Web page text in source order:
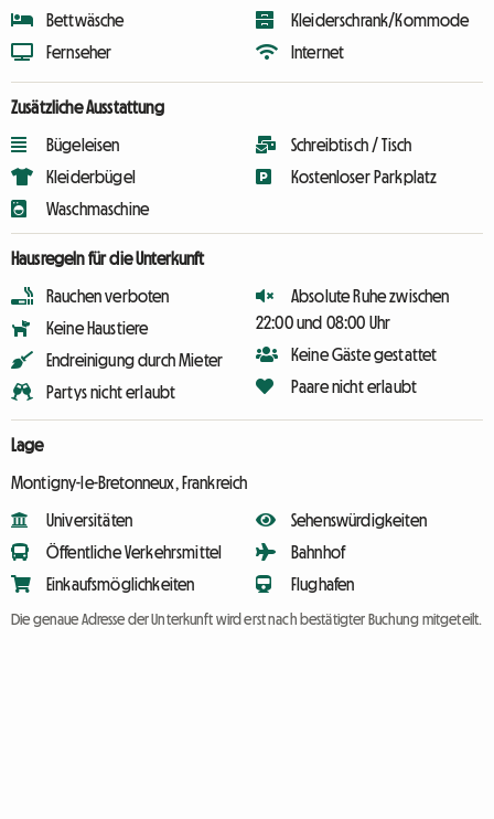
Bettwäsche
Fernseher
Kleiderschrank/Kommode
Internet
Zusätzliche Ausstattung
Bügeleisen
Kleiderbügel
Waschmaschine
Schreibtisch / Tisch
Kostenloser Parkplatz
Hausregeln für die Unterkunft
Rauchen verboten
Keine Haustiere
Endreinigung durch Mieter
Partys nicht erlaubt
Absolute Ruhe zwischen
22:00 und 08:00 Uhr
Keine Gäste gestattet
Paare nicht erlaubt
Lage
Montigny-le-Bretonneux, Frankreich
Universitäten
Öffentliche Verkehrsmittel
Einkaufsmöglichkeiten
Sehenswürdigkeiten
Bahnhof
Flughafen
Die genaue Adresse der Unterkunft wird erst nach bestätigter Buchung mitgeteilt.